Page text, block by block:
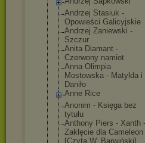
Andrzej Stasiuk -
Opowieści Galicyjskie
Andrzej Zaniewski -
Szczur
Anita Diamant -
Czerwony namiot
Anna Olimpia
Mostowska - Matylda i
Daniło
Anne Rice
Anonim - Księga bez
tytułu
Anthony Piers - Xanth -
Zaklęcie dla Cameleon
[Czyta W. Barwiński]